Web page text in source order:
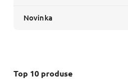
Novinka
Top 10 produse